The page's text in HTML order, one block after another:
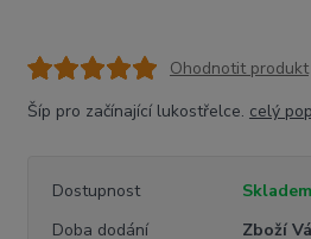
Ohodnotit produkt
Šíp pro začínající lukostřelce. celý
Dostupnost
Doba dodání
Zboží